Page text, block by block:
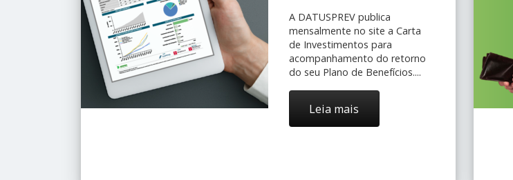
A DATUSPREV publica
mensalmente no site a Carta
de Investimentos para
acompanhamento do retorno
do seu Plano de Benefícios....
Leia mais